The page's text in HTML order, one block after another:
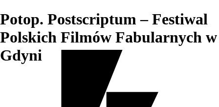
Potop. Postscriptum – Festiwal
Polskich Filmów Fabularnych w
Gdyni